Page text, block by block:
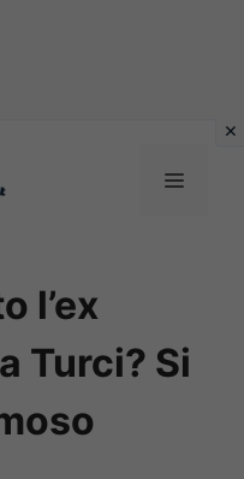
MENU
l’ex
Turci? Si